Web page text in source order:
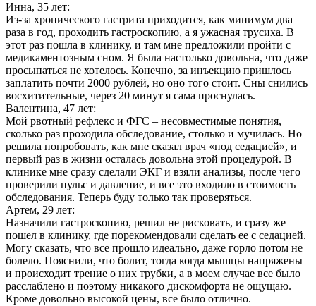
Инна, 35 лет:
Из-за хронического гастрита приходится, как минимум два
раза в год, проходить гастроскопию, а я ужасная трусиха. В
этот раз пошла в клинику, и там мне предложили пройти с
медикаментозным сном. Я была настолько довольна, что даже
просыпаться не хотелось. Конечно, за инъекцию пришлось
заплатить почти 2000 рублей, но оно того стоит. Сны снились
восхитительные, через 20 минут я сама проснулась.
Валентина, 47 лет:
Мой рвотный рефлекс и ФГС – несовместимые понятия,
сколько раз проходила обследование, столько и мучилась. Но
решила попробовать, как мне сказал врач «под седацией», и
первый раз в жизни осталась довольна этой процедурой. В
клинике мне сразу сделали ЭКГ и взяли анализы, после чего
проверили пульс и давление, и все это входило в стоимость
обследования. Теперь буду только так проверяться.
Артем, 29 лет:
Назначили гастроскопию, решил не рисковать, и сразу же
пошел в клинику, где порекомендовали сделать ее с седацией.
Могу сказать, что все прошло идеально, даже горло потом не
болело. Пояснили, что болит, тогда когда мышцы напряжены
и происходит трение о них трубки, а в моем случае все было
расслаблено и поэтому никакого дискомфорта не ощущаю.
Кроме довольно высокой цены, все было отлично.